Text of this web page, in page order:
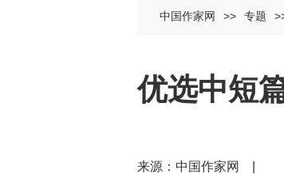
中国作家网 >> 专题
优选中短
来源：中国作家网